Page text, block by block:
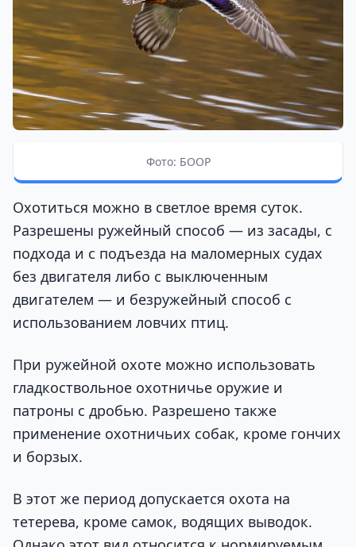
Фото: БООР
Охотиться можно в светлое время суток.
Разрешены ружейный способ — из засады, с
подхода и с подъезда на маломерных судах
без двигателя либо с выключенным
двигателем — и безружейный способ с
использованием ловчих птиц.
При ружейной охоте можно использовать
гладкоствольное охотничье оружие и
патроны с дробью. Разрешено также
применение охотничьих собак, кроме гончих
и борзых.
В этот же период допускается охота на
тетерева, кроме самок, водящих выводок.